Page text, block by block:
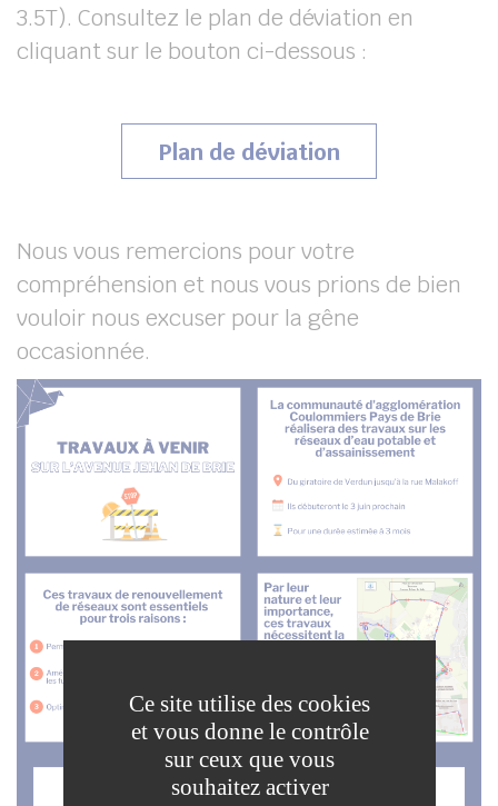
3.5T). Consultez le plan de déviation en
cliquant sur le bouton ci-dessous :
Plan de déviation
Nous vous remercions pour votre
compréhension et nous vous prions de bien
vouloir nous excuser pour la gêne
occasionnée.
Ce site utilise des cookies
et vous donne le contrôle
sur ceux que vous
souhaitez activer